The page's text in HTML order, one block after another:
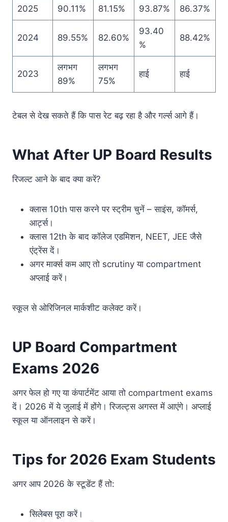
2025 90.11% 81.15% 93.87% 86.37%
2024 89.55% 82.60%
93.40
%
88.42%
2023
लगभग
89%
लगभग
75%
हाई हाई
टेबल से देख सकते हैं कि पास रेट बढ़ रहा है और गर्ल्स आगे हैं।
What After UP Board Results
रिजल्ट आने के बाद क्या करें?
क्लास 10th पास करने पर स्ट्रीम चुनें – साइंस, कॉमर्स,
आर्ट्स।
क्लास 12th के बाद कॉलेज एडमिशन, NEET, JEE जैसे
एंट्रेंस दें।
अगर मार्क्स कम आए तो scrutiny या compartment
अप्लाई करें।
स्कूल से ओरिजिनल मार्कशीट कलेक्ट करें।
UP Board Compartment
Exams 2026
अगर फेल हो गए या कंपार्टमेंट आया तो compartment exams
दें। 2026 में ये जुलाई में होंगे। रिजल्ट्स अगस्त में आएंगे। अप्लाई
स्कूल या ऑनलाइन से करें।
Tips for 2026 Exam Students
अगर आप 2026 के स्टूडेंट हैं तो:
सिलेबस पूरा करें।